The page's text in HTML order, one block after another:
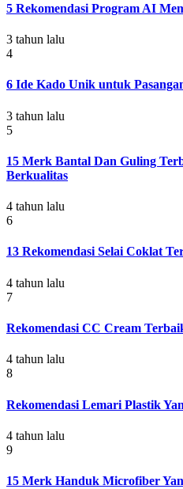
5 Rekomendasi Program AI
3 tahun lalu
4
6 Ide Kado Unik untuk
3 tahun lalu
5
15 Merk Bantal Dan Guling
Berkualitas
4 tahun lalu
6
13 Rekomendasi Selai Coklat
4 tahun lalu
7
Rekomendasi CC Cream
4 tahun lalu
8
Rekomendasi Lemari Plastik
4 tahun lalu
9
15 Merk Handuk Microfiber